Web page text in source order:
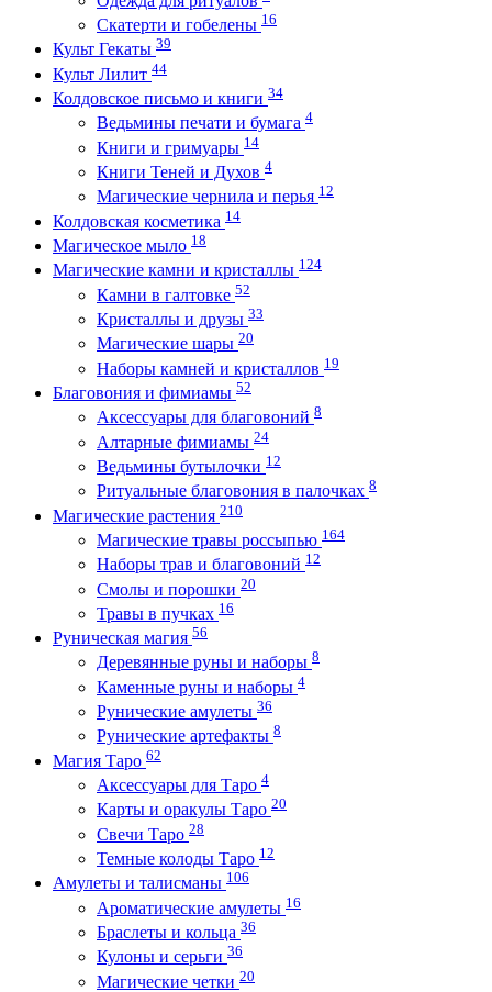
Скатерти и гобелены 16
Культ Гекаты 39
Культ Лилит 44
Колдовское письмо и книги 34
Ведьмины печати и бумага 4
Книги и гримуары 14
Книги Теней и Духов 4
Магические чернила и перья 12
Колдовская косметика 14
Магическое мыло 18
Магические камни и кристаллы 124
Камни в галтовке 52
Кристаллы и друзы 33
Магические шары 20
Наборы камней и кристаллов 19
Благовония и фимиамы 52
Аксессуары для благовоний 8
Алтарные фимиамы 24
Ведьмины бутылочки 12
Ритуальные благовония в палочках 8
Магические растения 210
Магические травы россыпью 164
Наборы трав и благовоний 12
Смолы и порошки 20
Травы в пучках 16
Руническая магия 56
Деревянные руны и наборы 8
Каменные руны и наборы 4
Рунические амулеты 36
Рунические артефакты 8
Магия Таро 62
Аксессуары для Таро 4
Карты и оракулы Таро 20
Свечи Таро 28
Темные колоды Таро 12
Амулеты и талисманы 106
Ароматические амулеты 16
Браслеты и кольца 36
Кулоны и серьги 36
Магические четки 20